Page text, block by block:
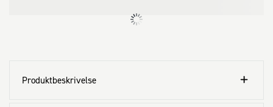
Produktbeskrivelse